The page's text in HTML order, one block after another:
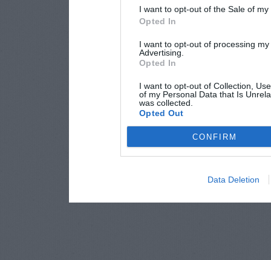
I want to opt-out of the Sale of
Opted In
I want to opt-out of processing
Advertising.
Opted In
I want to opt-out of Collection,
of my Personal Data that Is
was collected.
Opted Out
CONFIRM
Data Deletion